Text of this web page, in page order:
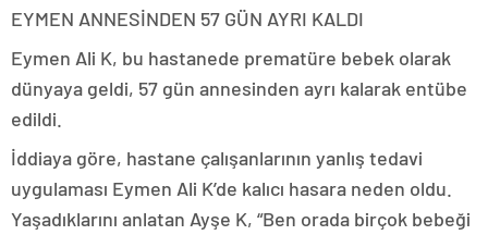
EYMEN ANNESİNDEN 57 GÜN AYRI KALDI
Eymen Ali K, bu hastanede prematüre bebek olarak
dünyaya geldi, 57 gün annesinden ayrı kalarak entübe
edildi.
İddiaya göre, hastane çalışanlarının yanlış tedavi
uygulaması Eymen Ali K’de kalıcı hasara neden oldu.
Yaşadıklarını anlatan Ayşe K, “Ben orada birçok bebeği